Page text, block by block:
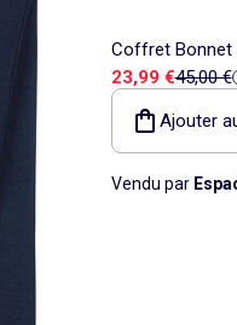
Coffret Bonnet
Prix de vente
23,99 €Prix de
45,00 €
Ajouter
Vendu par